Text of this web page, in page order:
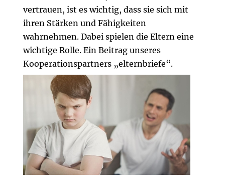
vertrauen, ist es wichtig, dass sie sich mit
ihren Stärken und Fähigkeiten
wahrnehmen. Dabei spielen die Eltern eine
wichtige Rolle. Ein Beitrag unseres
Kooperationspartners „elternbriefe“.